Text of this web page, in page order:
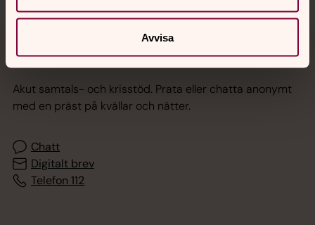
Avvisa
Jourhavande präst
Akut samtals- och krisstöd. Prata eller chatta anonymt
med en präst på kvällar och nätter.
Chatt
Digitalt brev
Telefon 112